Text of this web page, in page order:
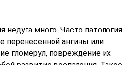
недуга много. Часто патология
перенесенной ангины или
гломерул, повреждение их